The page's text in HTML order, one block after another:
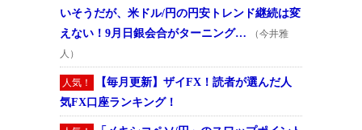
いそうだが、米ドル/円の円安トレンド継続は変
えない！9月日銀会合がターニング…
（今井雅
人）
人気！
【毎月更新】ザイFX！読者が選んだ人
気FX口座ランキング！